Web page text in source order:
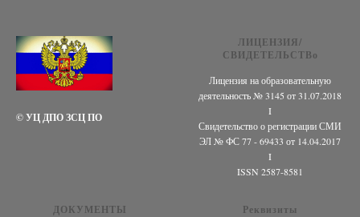
© УЦ ДПО ЗСЦ ПО
ЛИЦЕНЗИЯ/
СВИДЕТЕЛЬСТВо
Лицензия на образовательную
деятельность № 3145 от 31.07.2018
I
Свидетельство о регистрации СМИ
ЭЛ № ФС 77 - 69433 от 14.04.2017
I
ISSN 2587-8581
ДОКУМЕНТЫ Реквизиты